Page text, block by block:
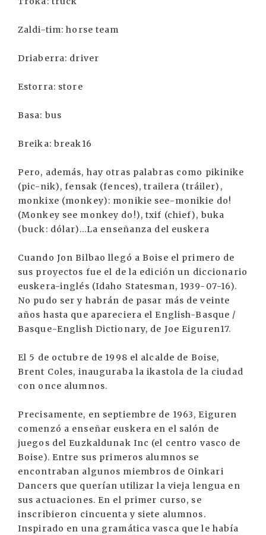
Zaldi-tim: horse team
Driaberra: driver
Estorra: store
Basa: bus
Breika: break16
Pero, además, hay otras palabras como pikinike
(pic-nik), fensak (fences), trailera (tráiler),
monkixe (monkey): monikie see-monikie do!
(Monkey see monkey do!), txif (chief), buka
(buck: dólar)...La enseñanza del euskera
Cuando Jon Bilbao llegó a Boise el primero de
sus proyectos fue el de la edición un diccionario
euskera-inglés (Idaho Statesman, 1939-07-16).
No pudo ser y habrán de pasar más de veinte
años hasta que apareciera el English-Basque /
Basque-English Dictionary, de Joe Eiguren17.
El 5 de octubre de 1998 el alcalde de Boise,
Brent Coles, inauguraba la ikastola de la ciudad
con once alumnos.
Precisamente, en septiembre de 1963, Eiguren
comenzó a enseñar euskera en el salón de
juegos del Euzkaldunak Inc (el centro vasco de
Boise). Entre sus primeros alumnos se
encontraban algunos miembros de Oinkari
Dancers que querían utilizar la vieja lengua en
sus actuaciones. En el primer curso, se
inscribieron cincuenta y siete alumnos.
Inspirado en una gramática vasca que le había